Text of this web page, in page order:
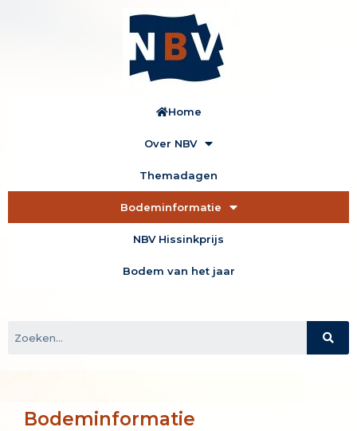
Home
Over NBV
Themadagen
Bodeminformatie
NBV Hissinkprijs
Bodem van het jaar
Bodeminformatie